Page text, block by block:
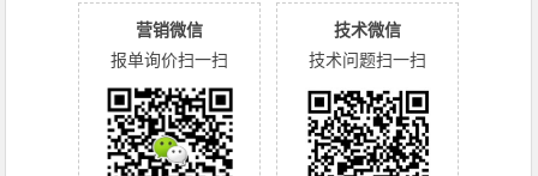
营销微信
报单询价扫一扫
技术微信
技术问题扫一扫